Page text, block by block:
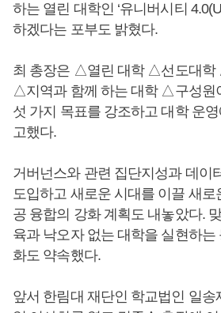
하는 열린 대학인 ‘유니버시티
하겠다는 포부도 밝혔다.
최 총장은 △열린 대학 △선도대학
△지역과 함께 하는 대학 △구성원
섯 가지 목표를 강조하고 대학 운
고했다.
거버넌스와 관련 집단지성과 데이
도입하고 새로운 시대를 이끌 새로
공 융합의 강화 계획도 내놓았다.
육과 낙오자 없는 대학을 실현하는
화도 약속했다.
앞서 한림대 재단인 학교법인 일송